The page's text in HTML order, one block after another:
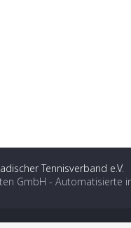
Tennisverband e.V.
GmbH - Automatisierte